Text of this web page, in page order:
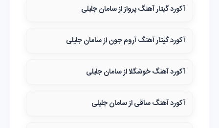
آکورد گیتار آهنگ پرواز از سامان جلیلی
آکورد گیتار آهنگ آروم جون از سامان جلیلی
آکورد آهنگ خوشگلا از سامان جلیلی
آکورد آهنگ ساقی از سامان جلیلی